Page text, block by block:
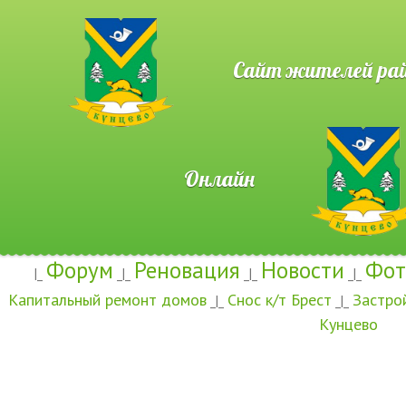
Сайт жителей
Онлайн
|_ Форум _|_ Реновация _|_ Новости _|_
Капитальный ремонт домов _|_ Снос к/т Брест _|_
Кунцево